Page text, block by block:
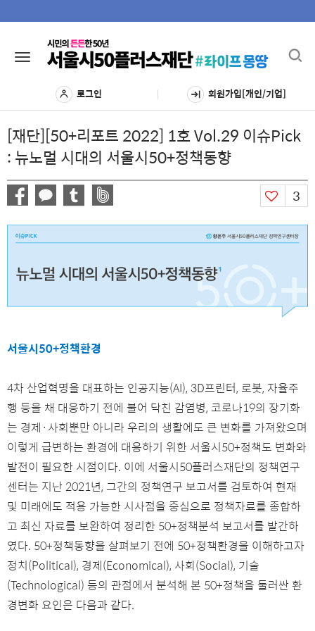
Toggle
navigation
로그인 회원가입[개인/기업]
[재단][50+리포트 2022] 1호 Vol.29 이슈Pick
: 뉴노멀 시대의 서울시50+정책동향
3
서울시50+정책환경
4차 산업혁명을 대표하는 인공지능(AI), 3D프린터, 로봇, 자율주
행 등을 채 대응하기 전에 불어 닥친 감염병, 코로나19의 장기화
는 경제·사회뿐만 아니라 우리의 생활에도 큰 변화를 가져왔으며
이렇게 급변하는 환경에 대응하기 위한 서울시50+정책도 변화와
발전이 필요한 시점이다. 이에 서울시50플러스재단의 정책연구
센터는 지난 2021년, 그간의 정책연구 보고서를 검토하여 현재
및 미래에도 적용 가능한 시사점을 중심으로 정책자료를 종합하
고 최신 자료를 보완하여 정리한 50+정책분석 보고서를 발간하
였다. 50+정책동향을 살펴보기 전에 50+정책환경을 이해하고자
정치(Political), 경제(Economical), 사회(Social), 기술
(Technological) 등의 관점에서 분석해 본 50+정책을 둘러싼 환
경변화 요인은 다음과 같다.